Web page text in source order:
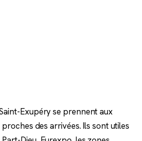
Exupéry se prennent aux
des arrivées. Ils sont utiles